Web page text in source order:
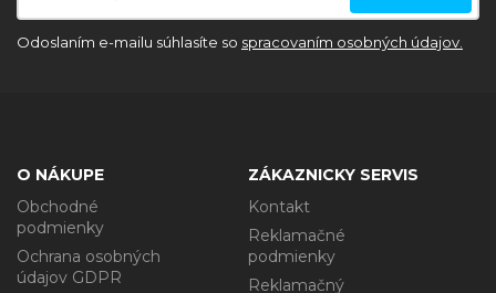
Odoslaním e-mailu súhlasíte so spracovaním osobných údajov.
O NÁKUPE
Obchodné
podmienky
Ochrana osobných
údajov GDPR
ZÁKAZNICKY SERVIS
Kontakt
Reklamačné
podmienky
Reklamačný